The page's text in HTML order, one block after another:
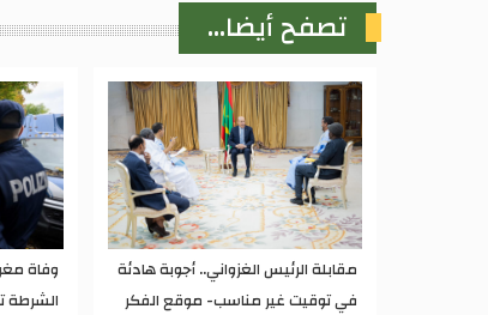
تصفح أيضا...
مقابلة الرئيس الغزواني.. أجوبة هادئة
في توقيت غير مناسب- موقع الفكر
وفاة
الشرطة